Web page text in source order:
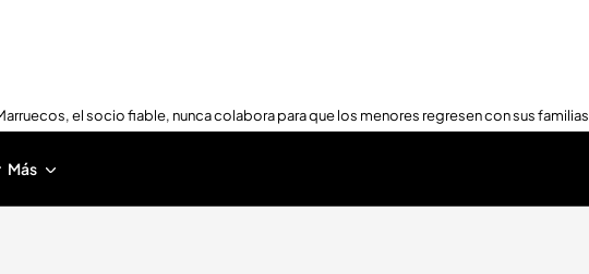
el socio fiable, nunca colabora para que los menores regresen con sus familias
Más